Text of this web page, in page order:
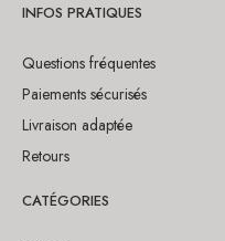
INFOS PRATIQUES
Questions fréquentes
Paiements sécurisés
Livraison adaptée
Retours
CATÉGORIES